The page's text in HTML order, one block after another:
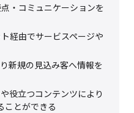
・コミュニケーションを
経由でサービスページや
新規の見込み客へ情報を
役立つコンテンツにより
ことができる